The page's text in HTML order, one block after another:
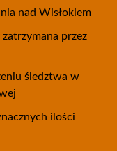
nad Wisłokiem
przez
śledztwa w
ilości